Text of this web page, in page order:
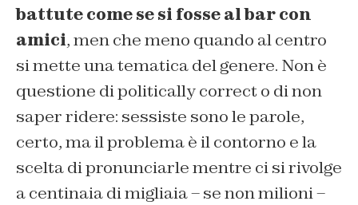
battute come se si fosse al bar con
amici, men che meno quando al centro
si mette una tematica del genere. Non è
questione di politically correct o di non
saper ridere: sessiste sono le parole,
certo, ma il problema è il contorno e la
scelta di pronunciarle mentre ci si rivolge
a centinaia di migliaia – se non milioni –